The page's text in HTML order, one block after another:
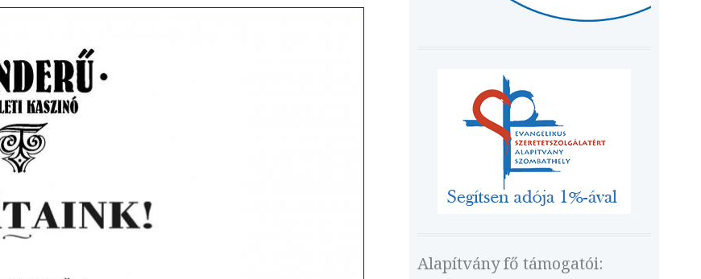
Alapítvány fő támogatói: